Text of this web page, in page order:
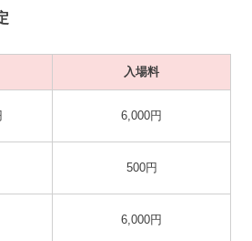
入場料
6,000円
500円
6,000円